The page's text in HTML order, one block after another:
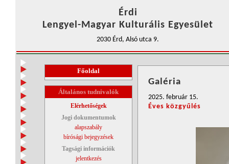
Érdi
Lengyel-Magyar Kulturális Egyesület
2030 Érd, Alsó utca 9.
Főoldal
Általános tudnivalók
Elérhetőségek
Jogi dokumentumok
alapszabály
bírósági bejegyzések
Tagsági információk
jelentkezés
Galéria
2025. február 15.
Éves közgyűlés